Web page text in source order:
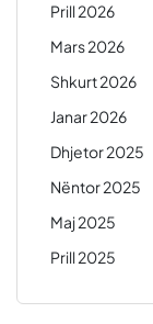
Prill 2026
Mars 2026
Shkurt 2026
Janar 2026
Dhjetor 2025
Nëntor 2025
Maj 2025
Prill 2025